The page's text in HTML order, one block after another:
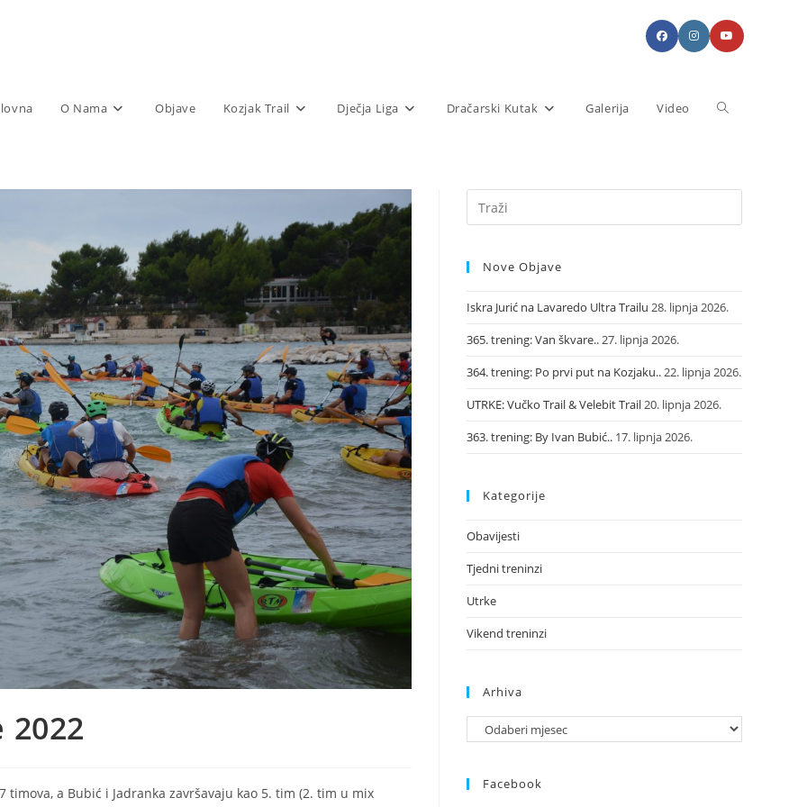
O Nama Objave Kozjak Trail Dječja Liga Dračarski Kutak Galerija Video
a Bubić i Jadranka završavaju kao 5. tim (2. tim u mix
Nove Objave
Iskra Jurić na Lavaredo Ultra Trailu 28. lipnja 2026.
365. trening: Van škvare..27. lipnja 2026.
364. trening: Po prvi put na Kozjaku..22. lipnja 2026.
UTRKE: Vučko Trail & Velebit Trail20. lipnja 2026.
363. trening: By Ivan Bubić.. 17. lipnja 2026.
Kategorije
Obavijesti
Tjedni treninzi
Utrke
Vikend treninzi
Arhiva
Facebook